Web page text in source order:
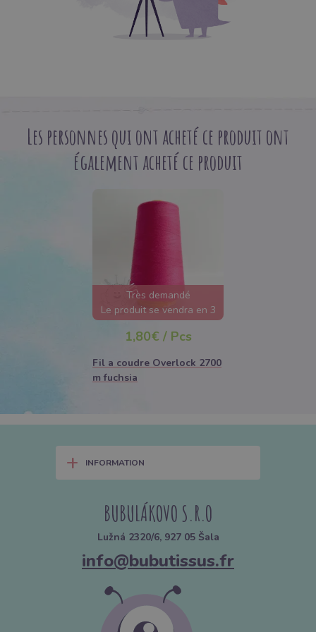
Les personnes qui ont acheté ce produit ont
également acheté ce produit
Très demandé
Le produit se vendra en 3
jours
1,80€ / Pcs
Fil a coudre Overlock 2700
m fuchsia
+ INFORMATION
BUBULÁKOVO S.R.O
Lužná 2320/6, 927 05 Šala
info@bubutissus.fr